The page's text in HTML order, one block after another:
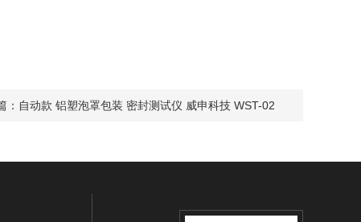
： 自动款 铝塑泡罩包装 密封测试仪 威申科技 WST-02